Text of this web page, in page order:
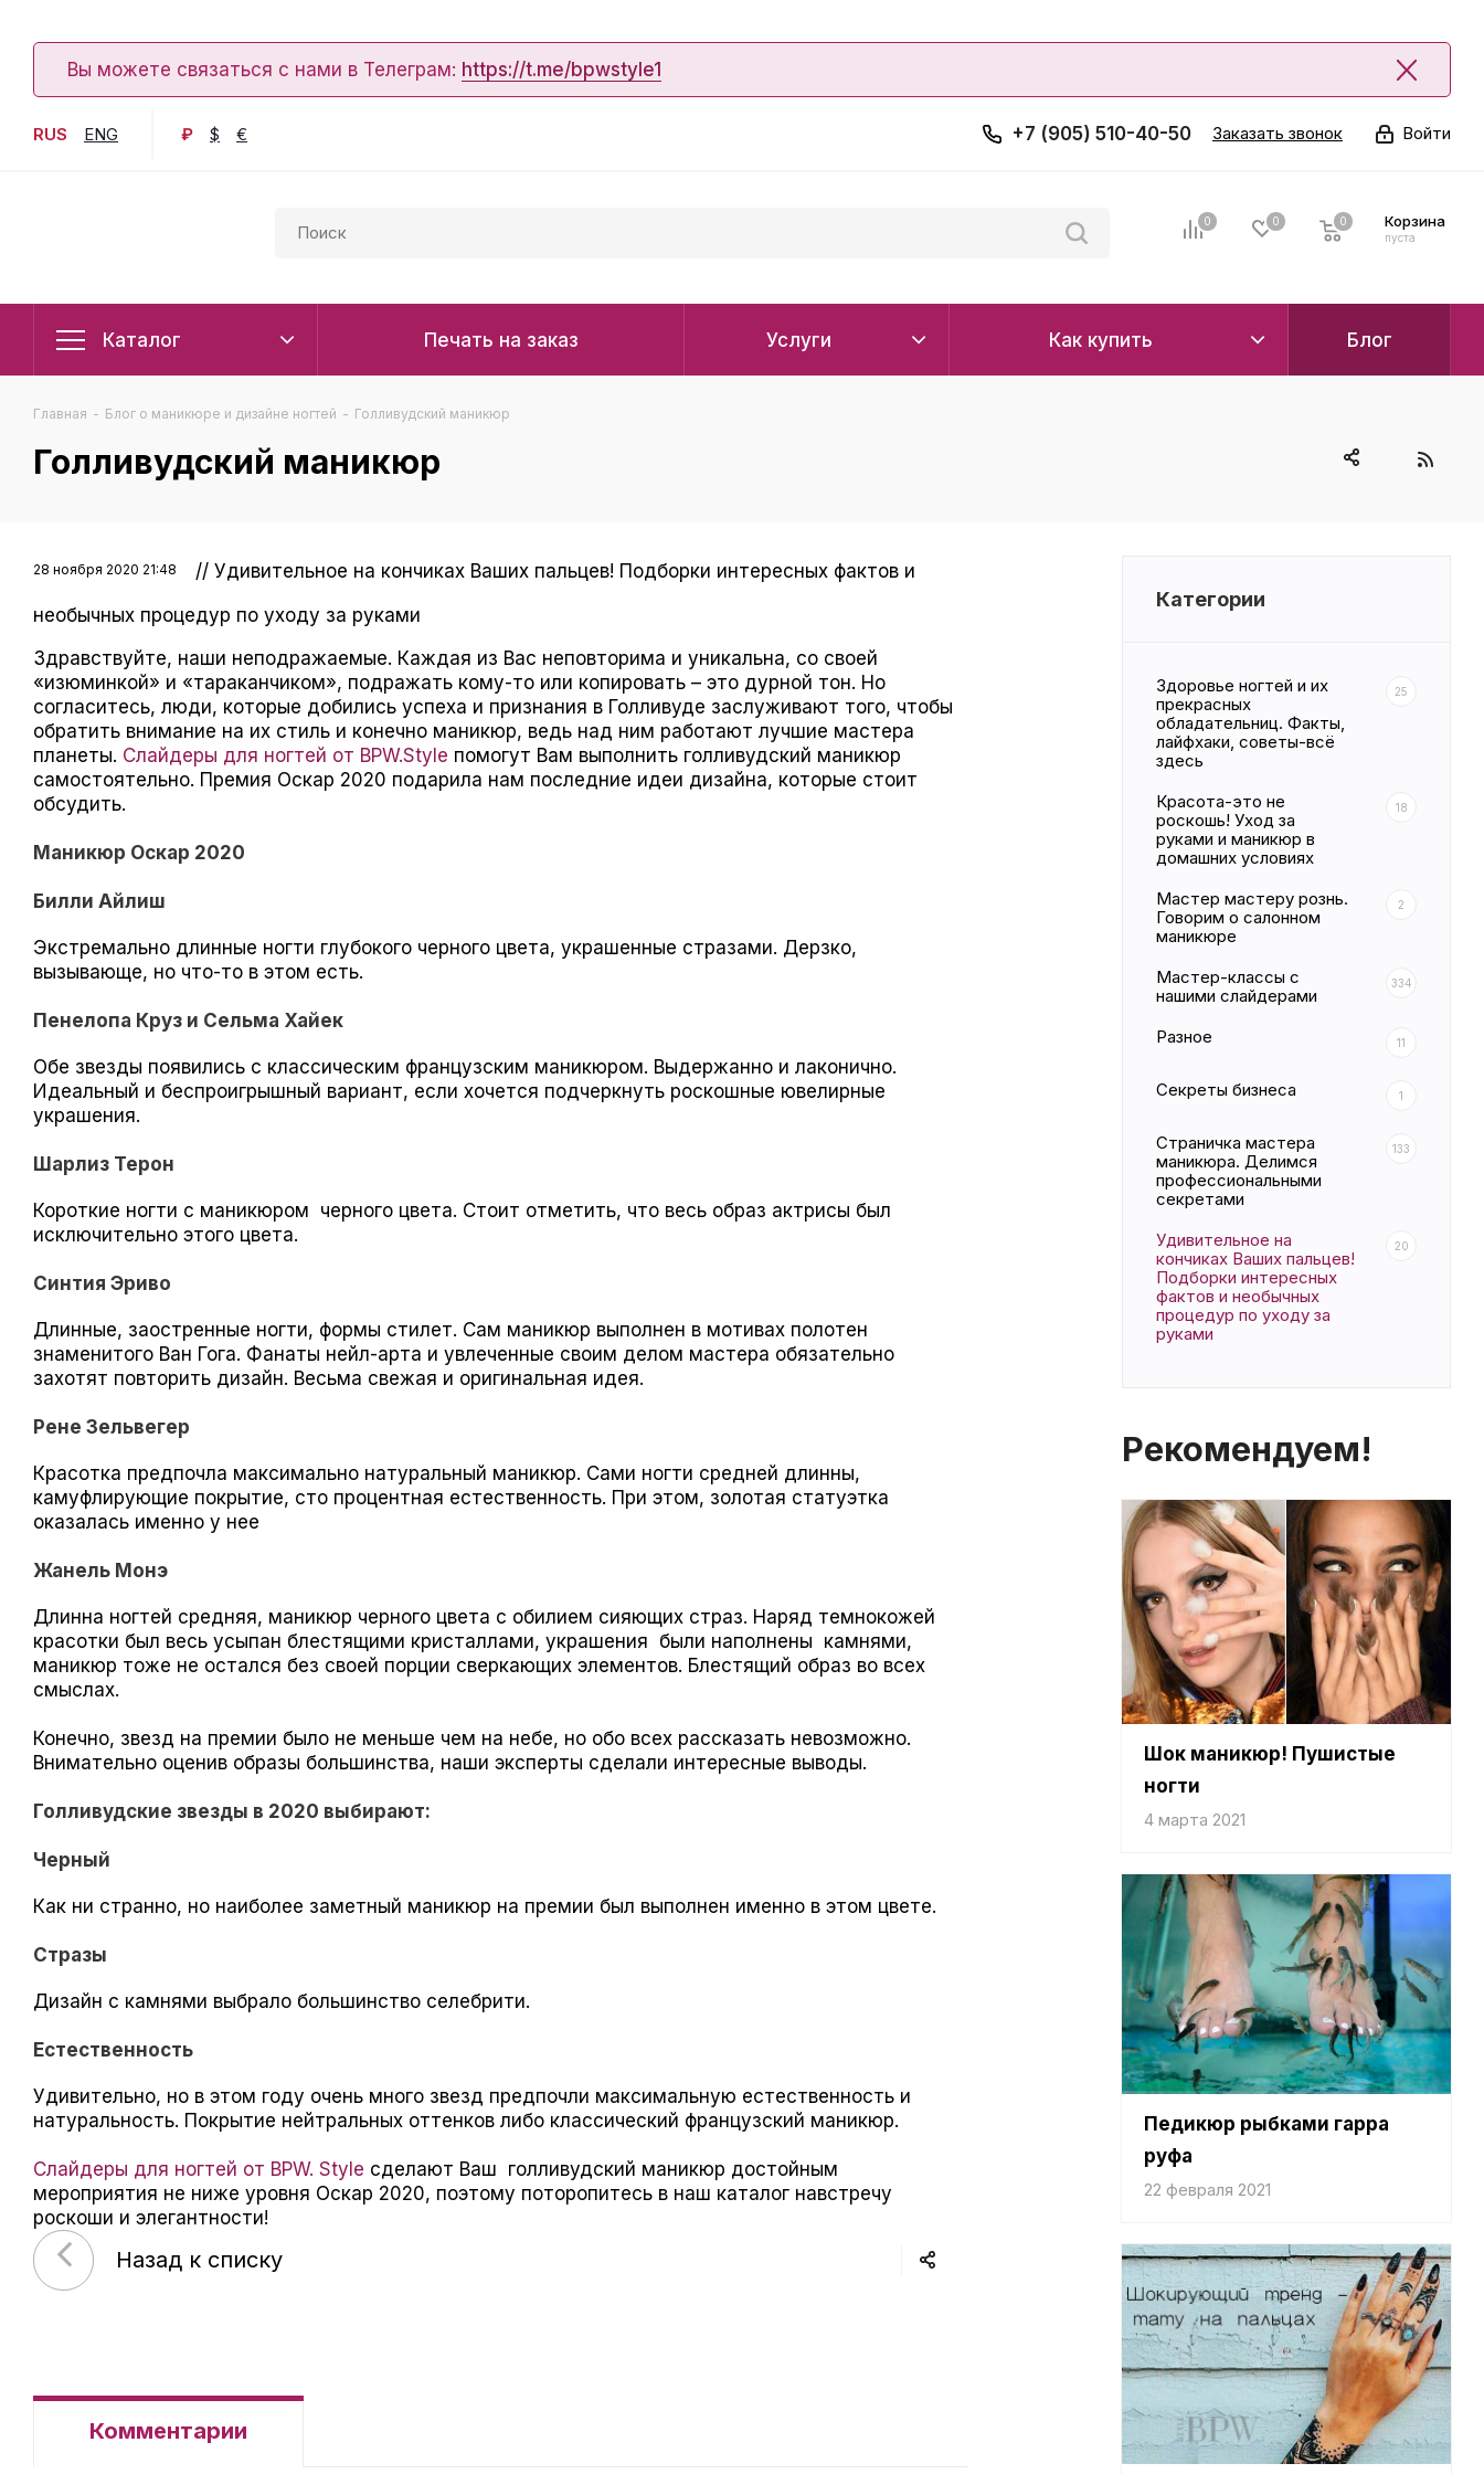
Вы можете связаться с нами в Телеграм: https://t.me/bpwstyle1
RUS ENG ₽ $ € Войти
+7 (905) 510-40-50 Заказать звонок
0 0 Корзина
0
пуста
0
Каталог Печать на заказ Услуги Как купить Блог
Главная - Блог о маникюре и дизайне ногтей - Голливудский маникюр
Голливудский маникюр
28 ноября 2020 21:48
// Удивительное на кончиках Ваших пальцев! Подборки интересных фактов и
необычных процедур по уходу за руками
Здравствуйте, наши неподражаемые. Каждая из Вас неповторима и уникальна, со своей
«изюминкой» и «тараканчиком», подражать кому-то или копировать – это дурной тон. Но
согласитесь, люди, которые добились успеха и признания в Голливуде заслуживают того, чтобы
обратить внимание на их стиль и конечно маникюр, ведь над ним работают лучшие мастера
планеты. Слайдеры для ногтей от BPW.Style помогут Вам выполнить голливудский маникюр
самостоятельно. Премия Оскар 2020 подарила нам последние идеи дизайна, которые стоит
обсудить.
Маникюр Оскар 2020
Билли Айлиш
Экстремально длинные ногти глубокого черного цвета, украшенные стразами. Дерзко,
вызывающе, но что-то в этом есть.
Пенелопа Круз и Сельма Хайек
Обе звезды появились с классическим французским маникюром. Выдержанно и лаконично.
Идеальный и беспроигрышный вариант, если хочется подчеркнуть роскошные ювелирные
украшения.
Шарлиз Терон
Короткие ногти с маникюром черного цвета. Стоит отметить, что весь образ актрисы был
исключительно этого цвета.
Синтия Эриво
Длинные, заостренные ногти, формы стилет. Сам маникюр выполнен в мотивах полотен
знаменитого Ван Гога. Фанаты нейл-арта и увлеченные своим делом мастера обязательно
захотят повторить дизайн. Весьма свежая и оригинальная идея.
Рене Зельвегер
Красотка предпочла максимально натуральный маникюр. Сами ногти средней длинны,
камуфлирующие покрытие, сто процентная естественность. При этом, золотая статуэтка
оказалась именно у нее
Жанель Монэ
Длинна ногтей средняя, маникюр черного цвета с обилием сияющих страз. Наряд темнокожей
красотки был весь усыпан блестящими кристаллами, украшения были наполнены камнями,
маникюр тоже не остался без своей порции сверкающих элементов. Блестящий образ во всех
смыслах.
Конечно, звезд на премии было не меньше чем на небе, но обо всех рассказать невозможно.
Внимательно оценив образы большинства, наши эксперты сделали интересные выводы.
Голливудские звезды в 2020 выбирают:
Черный
Как ни странно, но наиболее заметный маникюр на премии был выполнен именно в этом цвете.
Стразы
Дизайн с камнями выбрало большинство селебрити.
Естественность
Удивительно, но в этом году очень много звезд предпочли максимальную естественность и
натуральность. Покрытие нейтральных оттенков либо классический французский маникюр.
Слайдеры для ногтей от BPW. Style сделают Ваш голливудский маникюр достойным
мероприятия не ниже уровня Оскар 2020, поэтому поторопитесь в наш каталог навстречу
роскоши и элегантности!
Назад к списку
Комментарии
Категории
Здоровье ногтей и их
прекрасных
обладательниц. Факты,
лайфхаки, советы-всё
здесь
25
Красота-это не
роскошь! Уход за
руками и маникюр в
домашних условиях
18
Мастер мастеру рознь.
Говорим о салонном
маникюре
2
Мастер-классы с
нашими слайдерами
334
Разное 11
Секреты бизнеса 1
Страничка мастера
маникюра. Делимся
профессиональными
секретами
133
Удивительное на
кончиках Ваших пальцев!
Подборки интересных
фактов и необычных
процедур по уходу за
руками
20
Рекомендуем!
Шок маникюр! Пушистые
ногти
4 марта 2021
Педикюр рыбками гарра
руфа
22 февраля 2021